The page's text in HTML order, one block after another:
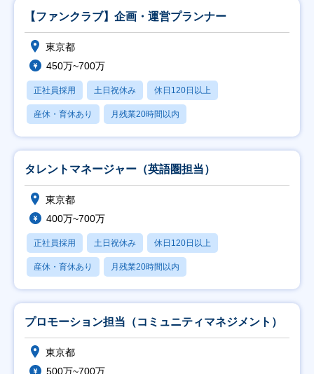
【ファンクラブ】企画・運営プランナー
東京都
450万~700万
正社員採用 土日祝休み 休日120日以上
産休・育休あり 月残業20時間以内
タレントマネージャー（英語圏担当）
東京都
400万~700万
正社員採用 土日祝休み 休日120日以上
産休・育休あり 月残業20時間以内
プロモーション担当（コミュニティマネジメント）
東京都
500万~700万